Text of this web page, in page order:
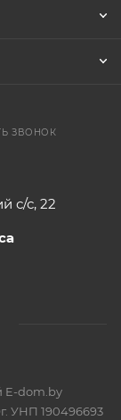
ЗВОНОК
с/с, 22
E-dom.by
УНП 190496693